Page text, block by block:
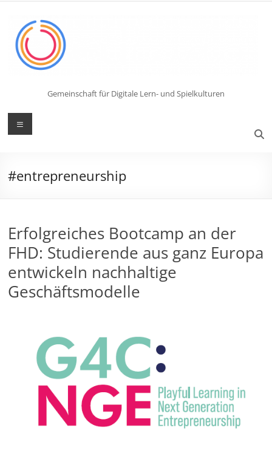
springen
Gemeinschaft für Digitale Lern- und Spielkulturen
Menü
#entrepreneurship
Erfolgreiches Bootcamp an der
FHD: Studierende aus ganz Europa
entwickeln nachhaltige
Geschäftsmodelle